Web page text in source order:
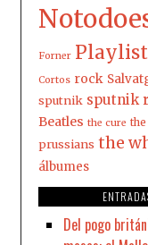
Forner Playlist
Cortos rock
sputnik sputnik
Beatles the cure
prussians the
álbumes
Del pogo